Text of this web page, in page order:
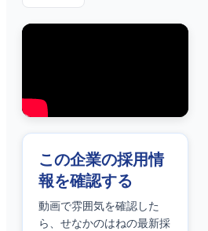
この企業の採用情
報を確認する
動画で雰囲気を確認した
ら、 せなかのはねの最新採